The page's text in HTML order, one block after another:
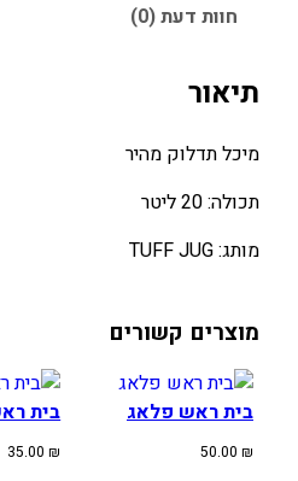
חוות דעת (0)
תיאור
מיכל תדלוק מהיר
תכולה: 20 ליטר
מותג: TUFF JUG
מוצרים קשורים
בית ראש פלאג
50.00 ₪
בית
35.00₪